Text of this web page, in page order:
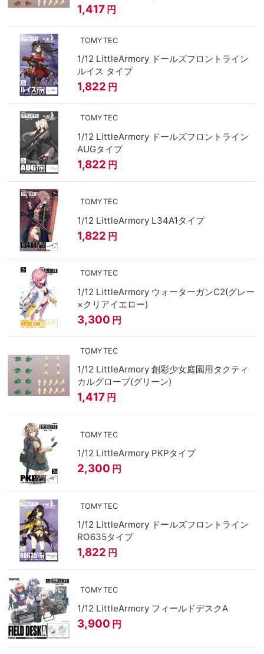
1,417 円
TOMYTEC
1/12 LittleArmory ドールズフロントライン
ルイス タイプ
1,822 円
TOMYTEC
1/12 LittleArmory ドールズフロントライン
AUGタイプ
1,822 円
TOMYTEC
1/12 LittleArmory L34A1タイプ
1,822 円
TOMYTEC
1/12 LittleArmory ウォーターガンC2(グレー
×クリアイエロー)
3,300 円
TOMYTEC
1/12 LittleArmory 創彩少女庭園用タクティ
カルグローブ(グリーン)
1,417 円
TOMYTEC
1/12 LittleArmory PKPタイプ
2,300 円
TOMYTEC
1/12 LittleArmory ドールズフロントライン
RO635タイプ
1,822 円
TOMYTEC
1/12 LittleArmory フィールドデスクA
3,900 円